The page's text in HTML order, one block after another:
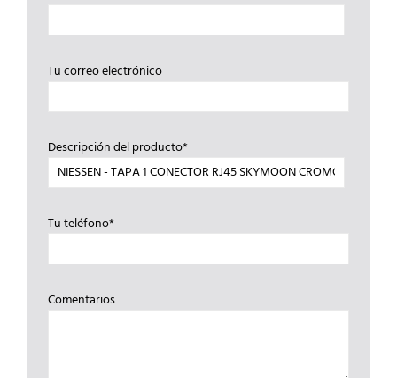
Tu correo electrónico
Descripción del producto*
Tu teléfono*
Comentarios